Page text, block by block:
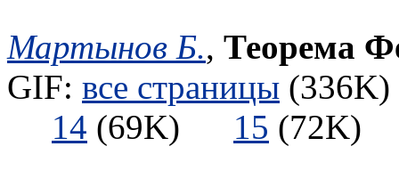
Мартынов Б., Теорема
GIF: все страницы
14 (69K) 15